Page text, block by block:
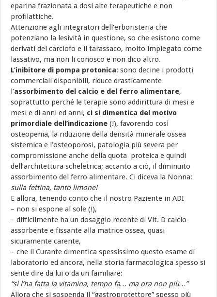
eparina frazionata a dosi alte terapeutiche e non
profilattiche.
Attenzione agli integratori dell’erboristeria che
potenziano la lesività in questione, so che esistono come
derivati del carciofo e il tarassaco, molto impiegato come
lassativo, ma non li conosco e non dico altro.
L’inibitore di pompa protonica: sono decine i prodotti
commerciali disponibili, riduce drasticamente
l’assorbimento del calcio e del ferro alimentare,
soprattutto perché le terapie sono addirittura di mesi e
mesi e di anni ed anni, ci si dimentica del motivo
primordiale dell’indicazione (!), favorendo così
osteopenia, la riduzione della densità minerale ossea
sistemica e l’osteoporosi, patologia più severa per
compromissione anche della quota proteica e quindi
dell’architettura scheletrica; accanto a ciò, il diminuito
assorbimento del ferro alimentare. Ci diceva la Nonna:
sulla fettina, tanto limone!
E allora, tenendo conto che il nostro Paziente in ADI
– non si espone al sole (!),
– difficilmente ha un dosaggio recente di Vit. D calcio-
assorbente e fissante alla matrice ossea, quasi
sicuramente carente,
– che il Curante dimentica spessissimo questo esame di
laboratorio ed ancora, nella storia farmacologica spesso si
sente dire da lui o da un familiare:
“sì l’ha fatta la vitamina, tempo fa… ma ora non più…”
Allora che si sospenda il “gastroprotettore” spesso più